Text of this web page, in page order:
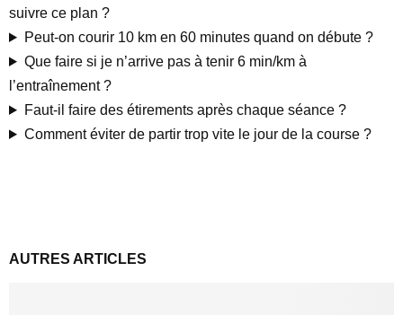
suivre ce plan ?
Peut-on courir 10 km en 60 minutes quand on débute ?
Que faire si je n’arrive pas à tenir 6 min/km à
l’entraînement ?
Faut-il faire des étirements après chaque séance ?
Comment éviter de partir trop vite le jour de la course ?
AUTRES ARTICLES